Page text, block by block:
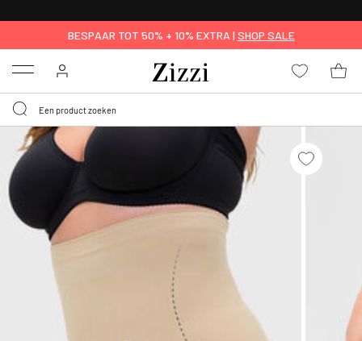
BESPAAR TOT 50% + 10% EXTRA | SHOP SALE
Menu